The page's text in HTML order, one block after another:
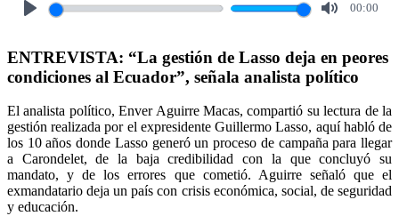
00:00
ENTREVISTA: “La gestión de Lasso deja en peores
condiciones al Ecuador”, señala analista político
El analista político, Enver Aguirre Macas, compartió su lectura de la
gestión realizada por el expresidente Guillermo Lasso, aquí habló de
los 10 años donde Lasso generó un proceso de campaña para llegar
a Carondelet, de la baja credibilidad con la que concluyó su
mandato, y de los errores que cometió. Aguirre señaló que el
exmandatario deja un país con crisis económica, social, de seguridad
y educación.